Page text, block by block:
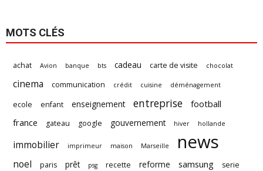
MOTS CLÉS
achat Avion banque bts cadeau carte de visite chocolat
cinema communication crédit cuisine déménagement
ecole enfant enseignement entreprise
football
france
gateau google gouvernement hiver hollande
immobilier imprimeur maison Marseille news
noel paris prêt psg recette reforme samsung serie